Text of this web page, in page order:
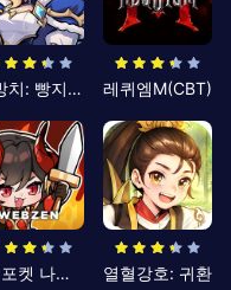
킹방치: 빵지의 제왕 레퀴엠M(CBT)
뮤: 포켓 나이츠 열혈강호: 귀환